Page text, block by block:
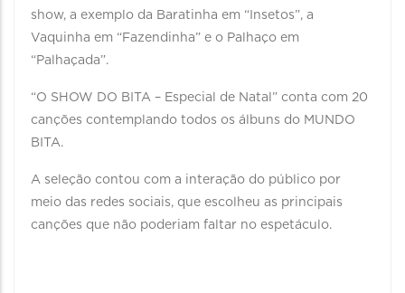
show, a exemplo da Baratinha em “Insetos”, a
Vaquinha em “Fazendinha” e o Palhaço em
“Palhaçada”.
“O SHOW DO BITA – Especial de Natal” conta com 20
canções contemplando todos os álbuns do MUNDO
BITA.
A seleção contou com a interação do público por
meio das redes sociais, que escolheu as principais
canções que não poderiam faltar no espetáculo.